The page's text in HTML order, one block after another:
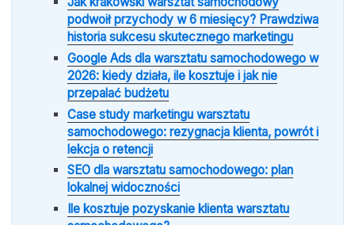
podwoił przychody w 6 miesięcy? Prawdziwa
historia sukcesu skutecznego marketingu
Google Ads dla warsztatu samochodowego w
2026: kiedy działa, ile kosztuje i jak nie
przepalać budżetu
Case study marketingu warsztatu
samochodowego: rezygnacja klienta, powrót i
lekcja o retencji
SEO dla warsztatu samochodowego: plan
lokalnej widoczności
Ile kosztuje pozyskanie klienta warsztatu